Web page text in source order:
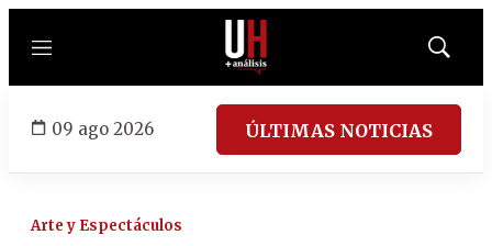
Menú
Mostrar
09 ago 2026 ÚLTIMAS NOTICIAS
Arte y Espectáculos